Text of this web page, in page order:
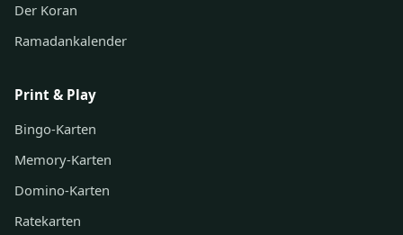
Der Koran
Ramadankalender
Print & Play
Bingo-Karten
Memory-Karten
Domino-Karten
Ratekarten